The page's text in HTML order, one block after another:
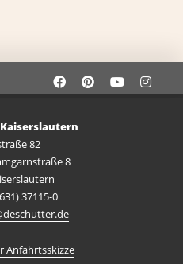
82
8
37115-0
Anfahrtsskizze